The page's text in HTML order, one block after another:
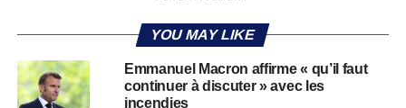
YOU MAY LIKE
Emmanuel Macron affirme « qu’il faut
continuer à discuter » avec les
incendies